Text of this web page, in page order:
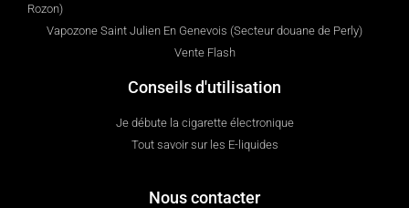
Rozon)
Vapozone Saint Julien En Genevois (Secteur douane de Perly)
Vente Flash
Conseils d'utilisation
Je débute la cigarette électronique
Tout savoir sur les E-liquides
Nous contacter